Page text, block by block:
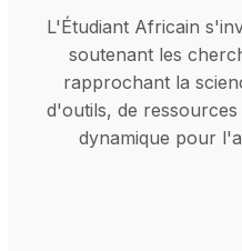
L'Étudiant Africain
soutenant les
rapprochant la
d'outils, de
dynamique pour